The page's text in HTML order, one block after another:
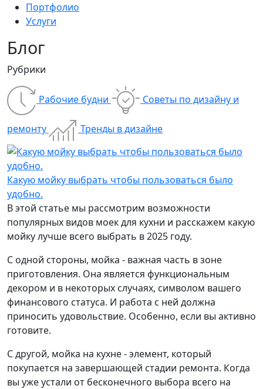
Портфолио
Услуги
Блог
Рубрики
Рабочие будни Советы по дизайну и
ремонту Тренды в дизайне
Какую мойку выбрать чтобы пользоваться было
удобно.
В этой статье мы рассмотрим возможности
популярных видов моек для кухни и расскажем какую
мойку лучше всего выбрать в 2025 году.
С одной стороны, мойка - важная часть в зоне
приготовления. Она является функциональным
декором и в некоторых случаях, символом вашего
финансового статуса. И работа с ней должна
приносить удовольствие. Особенно, если вы активно
готовите.
С другой, мойка на кухне - элемент, который
покупается на завершающей стадии ремонта. Когда
вы уже устали от бесконечного выбора всего на